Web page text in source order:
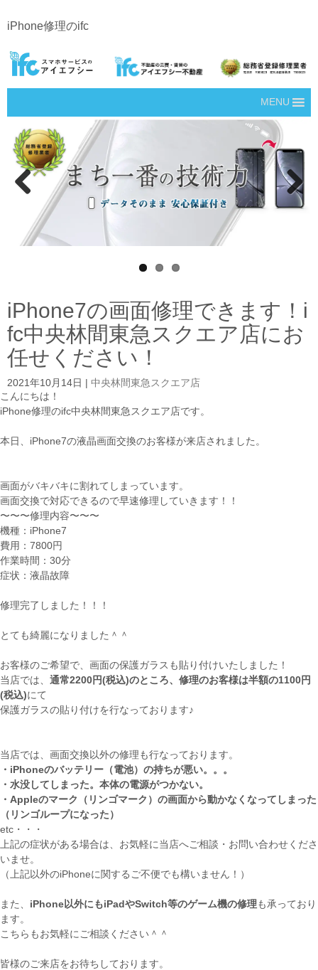
iPhone修理のifc
MENU
Next
iPhone7の画面修理できます！i
fc中央林間東急スクエア店にお
任せください！
2021年10月14日
中央林間東急スクエア店
こんにちは！
iPhone修理のifc中央林間東急スクエア店です。
本日、iPhone7の液晶画面交換のお客様が来店されました。
画面がバキバキに割れてしまっています。
画面交換で対応できるので早速修理していきます！！
〜〜〜修理内容〜〜〜
機種：iPhone7
費用：7800円
作業時間：30分
症状：液晶故障
修理完了しました！！！
とても綺麗になりました＾＾
お客様のご希望で、画面の保護ガラスも貼り付けいたしました！
当店では、 通常2200円(税込)のところ、修理のお客様は半額の1100円
(税込)にて
保護ガラスの貼り付けを行なっております♪
当店では、画面交換以外の修理も行なっております。
・iPhoneのバッテリー（電池）の持ちが悪い。。。
・水没してしまった。本体の電源がつかない。
・Appleのマーク（リンゴマーク）の画面から動かなくなってしまった
（リンゴループになった）
etc・・・
上記の症状がある場合は、お気軽に当店へご相談・お問い合わせくださ
いませ。
（上記以外のiPhoneに関するご不便でも構いません！）
また、 iPhone以外にもiPadやSwitch等のゲーム機の修理も承っており
ます。
こちらもお気軽にご相談ください＾＾
皆様のご来店をお待ちしております。